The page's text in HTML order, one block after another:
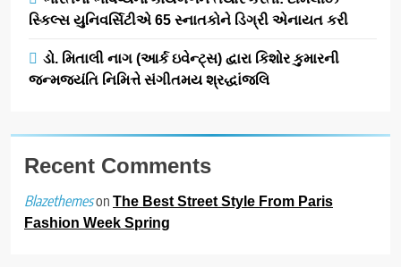
રાંદેરિયાની ‘ટોમ એન્ડ ચેરી’ સાથે
નવા યુગની શરૂઆત
ENTERTAINMENT
3
ડીઝાઇન કેફેએ સુરતીઓ માટે નવું
ગુજરાતમાં પોતાની હાજરી વધુ
BUSINESS
ભારતના ભવિષ્યના કાર્યબળને
તૈયાર કરતાં: ટીમલીઝ સ્કિલ્સ
સ્કિલ્સ યુનિવર્સિટીએ 65 સ્નાતકોને ડિગ્રી એનાયત કરી
ડો. મિતાલી નાગ (આર્ક ઇવેન્ટ્સ) દ્વારા કિશોર કુમારની
જન્મજયંતિ નિમિત્તે સંગીતમય શ્રદ્ધાંજલિ
Recent Comments
Blazethemeson The Best Street Style From Paris
Fashion Week Spring